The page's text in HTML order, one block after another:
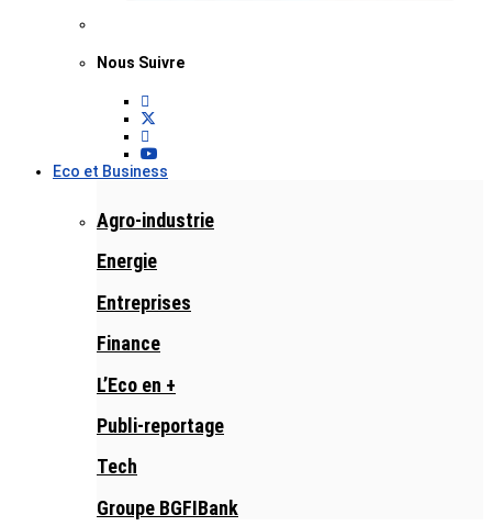
Nous Suivre
Eco et Business
Agro-industrie
Energie
Entreprises
Finance
L’Eco en +
Publi-reportage
Tech
Groupe BGFIBank